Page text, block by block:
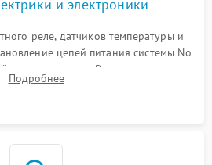
и электроники
реле, датчиков температуры и
цепей питания системы No
и вентилятор. Ремонт или замена
при сбоях алгоритмов.
Подробнее